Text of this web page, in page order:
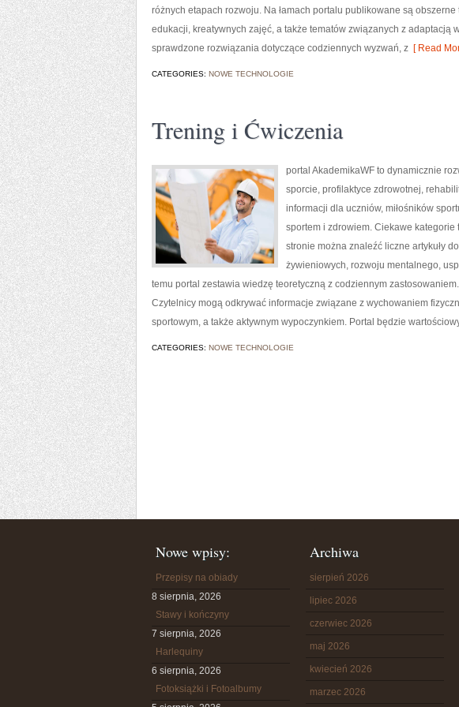
różnych etapach rozwoju. Na łamach portalu publikowane są
edukacji, kreatywnych zajęć, a także tematów związanych z adaptacją
sprawdzone rozwiązania dotyczące codziennych wyzwań, z [ Read
CATEGORIES: NOWE TECHNOLOGIE
Trening i Ćwiczenia
portal AkademikaWF to dynamicznie
sporcie, profilaktyce zdrowotnej,
informacji dla uczniów, miłośników
sportem i zdrowiem. Ciekawe
stronie można znaleźć liczne artykuły
żywieniowych, rozwoju mentalnego,
temu portal zestawia wiedzę teoretyczną z codziennym
Czytelnicy mogą odkrywać informacje związane z wychowaniem
sportowym, a także aktywnym wypoczynkiem. Portal będzie
CATEGORIES: NOWE TECHNOLOGIE
Nowe wpisy:
Przepisy na obiady
8 sierpnia, 2026
Stawy i kończyny
7 sierpnia, 2026
Harlequiny
6 sierpnia, 2026
Fotoksiążki i Fotoalbumy
Archiwa
sierpień 2026
lipiec 2026
czerwiec 2026
maj 2026
kwiecień 2026
marzec 2026